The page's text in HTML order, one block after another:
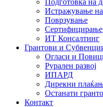
Истражување на
Поврзување
Сертифицирање
ИТ Консалтинг
Грантови и
Огласи и
Рурален развој
ИПАРД
Дирекни
Останати
Контакт